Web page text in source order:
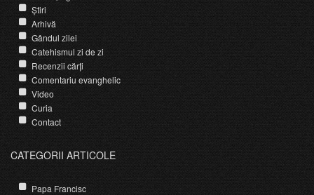
Știri
Arhivă
Gândul zilei
Catehismul zi de zi
Recenzii cărți
Comentariu evanghelic
Video
Curia
Contact
CATEGORII ARTICOLE
Papa Francisc